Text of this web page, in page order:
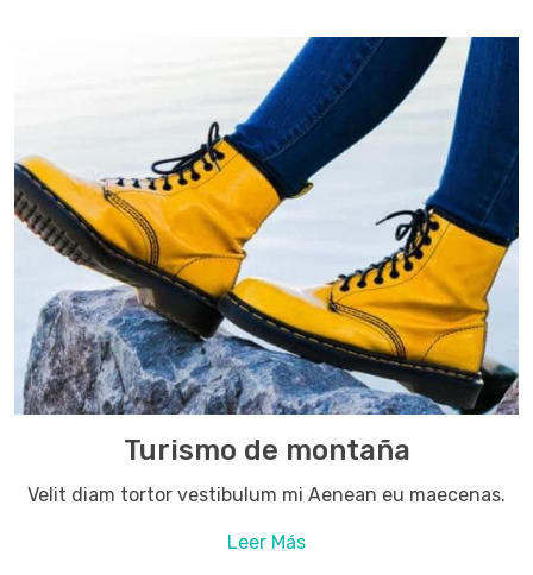
Turismo de montaña
Velit diam tortor vestibulum mi Aenean eu maecenas.
Leer Más